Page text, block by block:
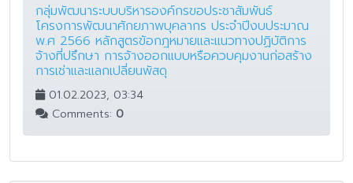
กลุ่มพัฒนาระบบบริหารองค์กรขอประชาสัมพันธ์
โครงการพัฒนาศักยภาพบุคลากร ประจำปีงบประมาณ
พ.ศ 2566 หลักสูตรข้อกฎหมายและแนวทางปฏิบัติการ
จ้างที่ปรึกษา การจ้างออกเเบบหรือควบคุมงานก่อสร้าง
การเช่าและแลกเปลี่ยนพัสดุ
01.02.2023, 03:34
Comments: 0